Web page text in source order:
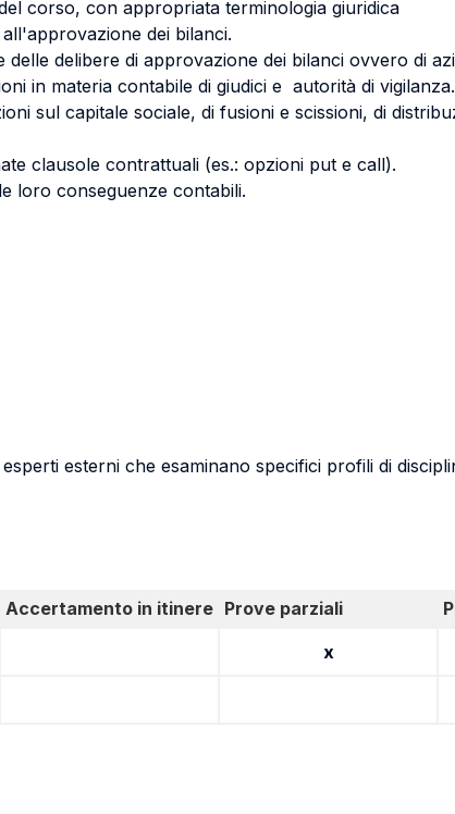
corso, con appropriata terminologia giuridica
dei bilanci.
delibere di approvazione dei bilanci ovvero di
in materia contabile di giudici e autorità di vigilanza.
sul capitale sociale, di fusioni e scissioni, di
clausole contrattuali (es.: opzioni put e call).
loro conseguenze contabili.
esterni che esaminano specifici profili di
Accertamento in itinere Prove parziali
x